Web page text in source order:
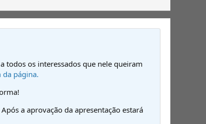
todos os interessados que nele queiram
da página.
a aprovação da apresentação estará